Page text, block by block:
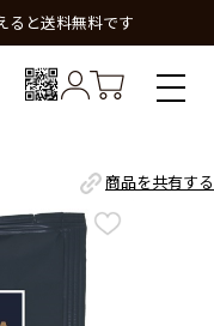
ると送料無料です
商品を共有する